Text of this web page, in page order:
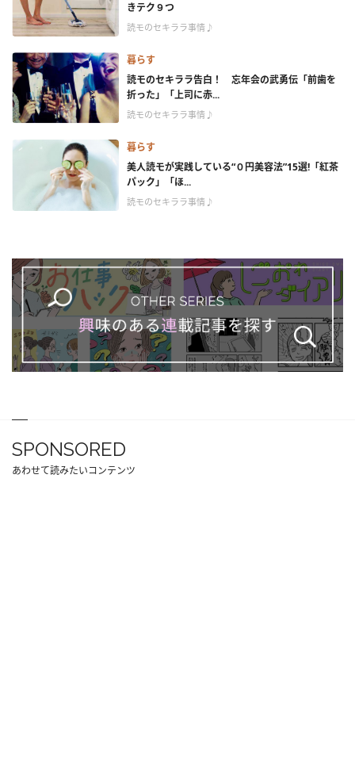
きテク９つ
読モのセキララ事情♪
暮らす
読モのセキララ告白！ 忘年会の武勇伝「前歯を
折った」「上司に赤...
読モのセキララ事情♪
暮らす
美人読モが実践している“０円美容法”15選!「紅茶
パック」「ほ...
読モのセキララ事情♪
SPONSORED
あわせて読みたいコンテンツ